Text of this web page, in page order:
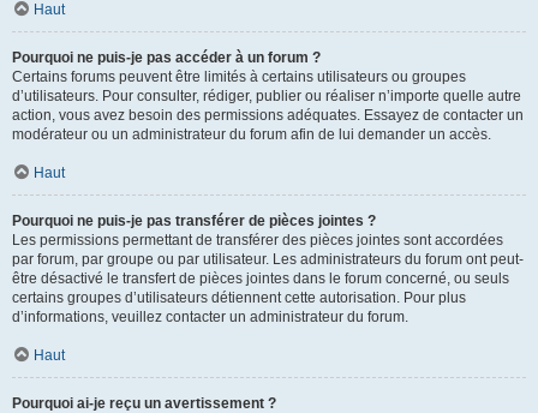
Haut
Pourquoi ne puis-je pas accéder à un forum ?
Certains forums peuvent être limités à certains utilisateurs ou groupes
d’utilisateurs. Pour consulter, rédiger, publier ou réaliser n’importe quelle autre
action, vous avez besoin des permissions adéquates. Essayez de contacter un
modérateur ou un administrateur du forum afin de lui demander un accès.
Haut
Pourquoi ne puis-je pas transférer de pièces jointes ?
Les permissions permettant de transférer des pièces jointes sont accordées
par forum, par groupe ou par utilisateur. Les administrateurs du forum ont peut-
être désactivé le transfert de pièces jointes dans le forum concerné, ou seuls
certains groupes d’utilisateurs détiennent cette autorisation. Pour plus
d’informations, veuillez contacter un administrateur du forum.
Haut
Pourquoi ai-je reçu un avertissement ?